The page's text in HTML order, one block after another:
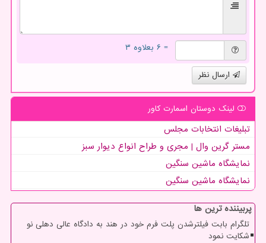
= ۶ بعلاوه ۳
ارسال نظر
لینک دوستان اسمارت كاور
تبلیغات انتخابات مجلس
مستر گرین وال | مجری و طراح انواع دیوار سبز
نمایشگاه ماشین سنگین
نمایشگاه ماشین سنگین
پربیننده ترین ها
تلگرام بابت فیلترشدن پلت فرم خود در هند به دادگاه عالی دهلی نو
شکایت نمود